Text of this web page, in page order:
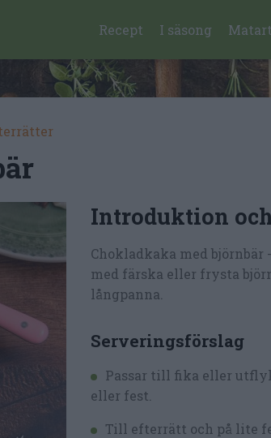
Recept I säsong
Introduktion
Chokladkaka med björnbär
med färska eller frysta
långpanna.
Serveringsförslag
Passar till fika eller
eller fest.
Till efterrätt och på lite